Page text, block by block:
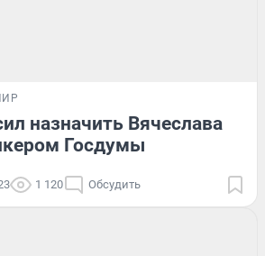
назначить Вячеслава
Госдумы
1 120 Обсудить